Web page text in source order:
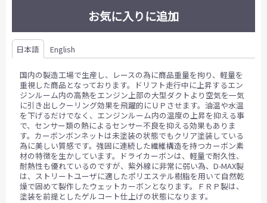
お気に入りに追加
日本語 English
国内の製造工場で生産し、レースの為に商品重量を拘り、軽量を
重視した商品となっております。ドリフト走行中に上昇するエン
ジンルーム内の高熱をエンジン上部の大型ダクトより空気を一気
に引き出しクーリング効果を飛躍的にＵＰさせます。油温や水温
を下げるだけでなく、エンジンルーム内の温度の上昇を抑える事
で、センサー類の熱によるセンサー不良を抑える効果もありま
す。カーボンボンネットは未塗装の状態でもクリア塗装している
為に美しい質感です。強固に連続した繊維構造を持つカーボン素
材の特徴を生かしています。ドライカーボンは、軽量で耐久性、
耐熱性も優れているのですが、紫外線に非常に弱い為、D-MAX製
は、ストリートユーザに適したポリエステル樹脂を用いて自然乾
燥で固めて製作したウェットカーボンとなります。ＦＲＰ製は、
塗装を前提としたゲルコート仕上げの状態になります。